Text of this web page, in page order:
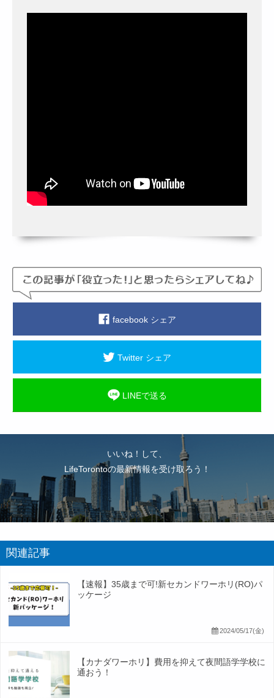
facebook シェア
Twitter シェア
LINEで送る
いいね！して、
LifeTorontoの最新情報を受け取ろう！
関連記事
【速報】35歳まで可!新セカンドワーホリ(RO)パ
ッケージ
2024/05/17(金)
【カナダワーホリ】費用を抑えて夜間語学学校に
通おう！